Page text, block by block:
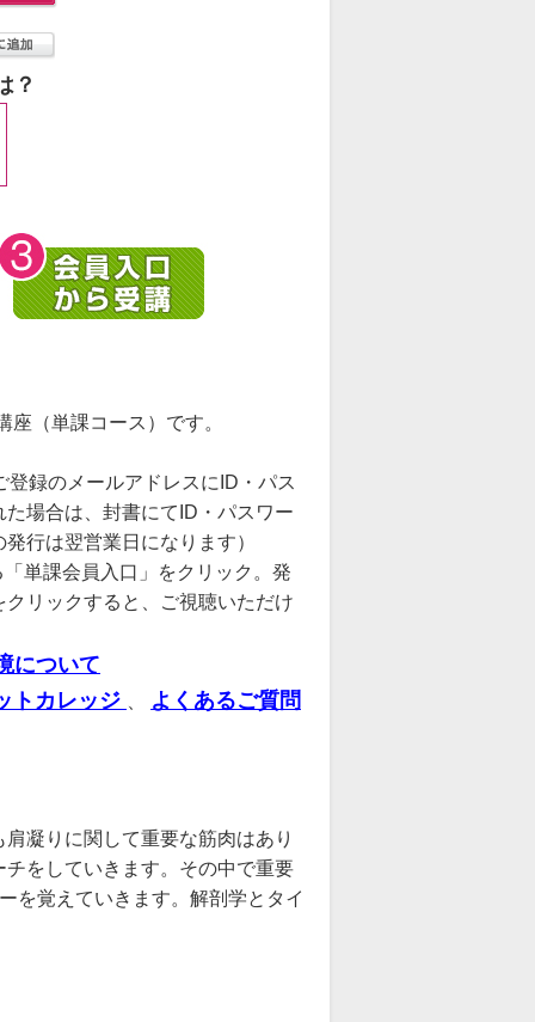
？
（単課コース）です。
録のメールアドレスにID・パス
場合は、封書にてID・パスワー
行は翌営業日になります）
単課会員入口」をクリック。発
リックすると、ご視聴いただけ
について
トカレッジ
よくあるご質問
凝りに関して重要な筋肉はあり
をしていきます。その中で重要
を覚えていきます。解剖学とタイ